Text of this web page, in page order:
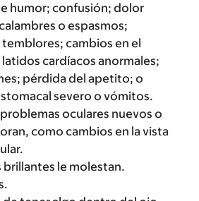
humor; confusión; dolor
o espasmos;
cambios en el
cardíacos anormales;
pérdida del apetito; o
severo o vómitos.
oculares nuevos o
como cambios en la vista
brillantes le molestan.